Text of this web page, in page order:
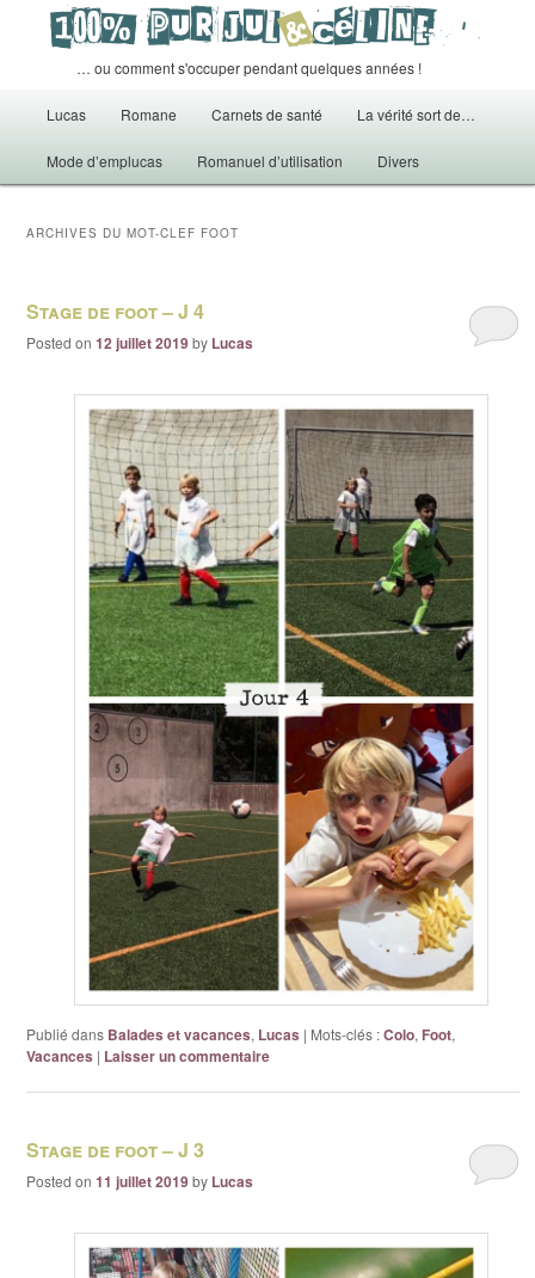
… ou comment s'occuper pendant quelques années !
Aller au contenu principal
Aller au contenu secondaire
Lucas Romane Carnets de santé La vérité sort de…
Mode d’emplucas Romanuel d’utilisation Divers
ARCHIVES DU MOT-CLEF FOOT
Stage de foot – J 4
Posted on12 juillet 2019by Lucas
Publié dans Balades et vacances, Lucas | Mots-clés :Colo, Foot,
Vacances | Laisser un commentaire
Stage de foot – J 3
Posted on11 juillet 2019by Lucas